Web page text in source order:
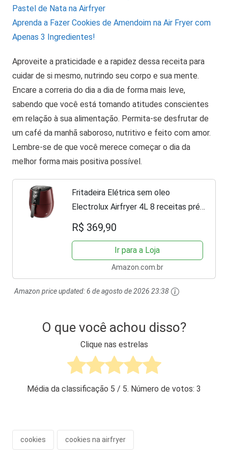
Pastel de Nata na Airfryer
Aprenda a Fazer Cookies de Amendoim na Air Fryer com
Apenas 3 Ingredientes!
Aproveite a praticidade e a rapidez dessa receita para
cuidar de si mesmo, nutrindo seu corpo e sua mente.
Encare a correria do dia a dia de forma mais leve,
sabendo que você está tomando atitudes conscientes
em relação à sua alimentação. Permita-se desfrutar de
um café da manhã saboroso, nutritivo e feito com amor.
Lembre-se de que você merece começar o dia da
melhor forma mais positiva possível.
Fritadeira Elétrica sem oleo
Electrolux Airfryer 4L 8 receitas pré-
sugeridas desligamento automatico
cesto removivel 1400W EAF31
vermelho escuro 127v por...
R$ 369,90
Ir para a Loja
Amazon.com.br
Amazon price updated:6 de agosto de 2026 23:38
O que você achou disso?
Clique nas estrelas
Média da classificação 5 / 5. Número de votos: 3
cookies cookies na airfryer